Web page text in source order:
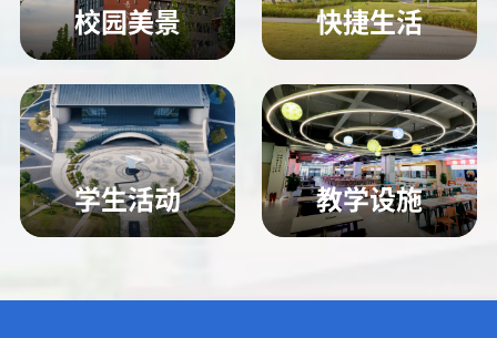
校园美景 快捷生活
学生活动 教学设施